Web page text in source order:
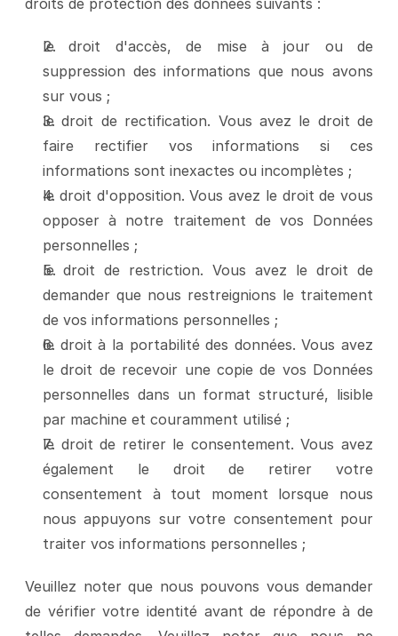
droits de protection des données suivants :
le droit d'accès, de mise à jour ou de
suppression des informations que nous avons
sur vous ;
le droit de rectification. Vous avez le droit de
faire rectifier vos informations si ces
informations sont inexactes ou incomplètes ;
le droit d'opposition. Vous avez le droit de vous
opposer à notre traitement de vos Données
personnelles ;
le droit de restriction. Vous avez le droit de
demander que nous restreignions le traitement
de vos informations personnelles ;
le droit à la portabilité des données. Vous avez
le droit de recevoir une copie de vos Données
personnelles dans un format structuré, lisible
par machine et couramment utilisé ;
le droit de retirer le consentement. Vous avez
également le droit de retirer votre
consentement à tout moment lorsque nous
nous appuyons sur votre consentement pour
traiter vos informations personnelles ;
Veuillez noter que nous pouvons vous demander
de vérifier votre identité avant de répondre à de